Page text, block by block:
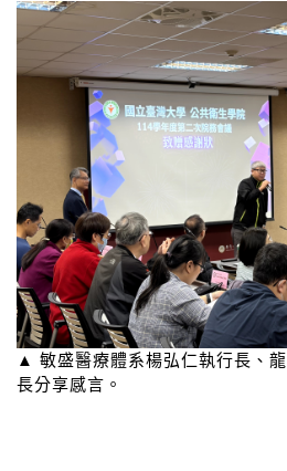
▲ 敏盛醫療體系楊弘仁執行長、
長分享感言。